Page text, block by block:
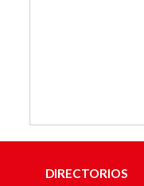
DIRECTORIOS